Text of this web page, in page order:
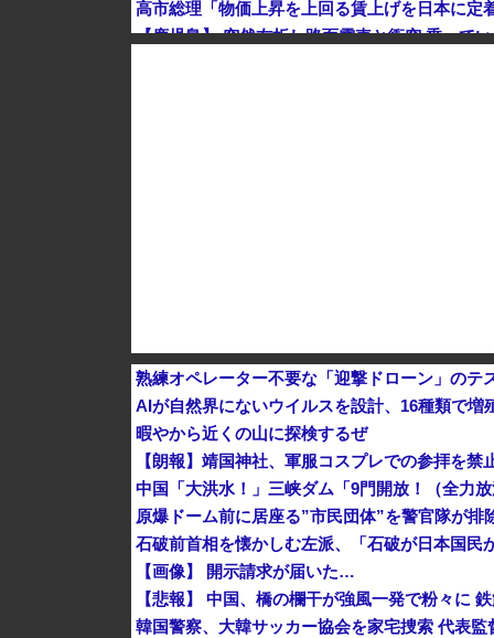
熟練オペレーター不要な「迎撃ドローン」の
AIが自然界にないウイルスを設計、16種類で増
暇やから近くの山に探検するぜ
【朗報】靖国神社、軍服コスプレでの参拝を禁
原爆ドーム前に居座る”市民団体”を警官隊が
石破前首相を懐かしむ左派、「石破が日本国
【画像】 開示請求が届いた…
【悲報】 中国、橋の欄干が強風一発で粉々に
韓国警察、大韓サッカー協会を家宅捜索 代表監